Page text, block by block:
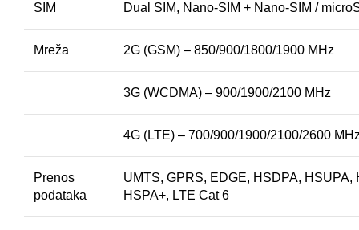
SIM Dual SIM, Nano-SIM + Nano-SIM /
Mreža 2G (GSM) – 850/900/1800/1900 MHz
3G (WCDMA) – 900/1900/2100 MHz
4G (LTE) – 700/900/1900/2100/2600
Prenos
podataka
UMTS, GPRS, EDGE, HSDPA, HSUPA,
HSPA+, LTE Cat 6